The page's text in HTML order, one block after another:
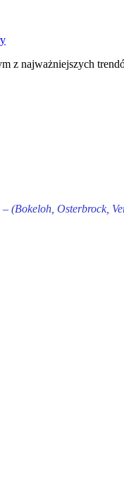
z najważniejszych
(Bokeloh, Osterbrock,